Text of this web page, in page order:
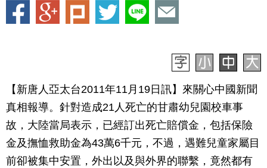
【新唐人亞太台2011年11月19日訊】來關心中國新聞
真相報導。針對造成21人死亡的甘肅幼兒園校車事
故，大陸當局表示，已經訂出死亡賠償金，包括保險
金及撫恤救助金為43萬6千元，不過，遇難兒童家屬目
前卻被集中安置，外出以及與外界的聯繫，竟然都有